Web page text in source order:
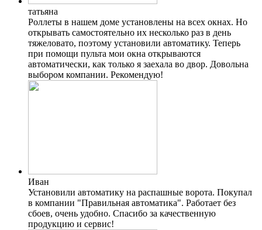
татьяна
Роллеты в нашем доме установлены на всех окнах. Но
открывать самостоятельно их несколько раз в день
тяжеловато, поэтому установили автоматику. Теперь
при помощи пульта мои окна открываются
автоматически, как только я заехала во двор. Довольна
выбором компании. Рекомендую!
Иван
Установили автоматику на распашные ворота. Покупал
в компании "Правильная автоматика". Работает без
сбоев, очень удобно. Спасибо за качественную
продукцию и сервис!